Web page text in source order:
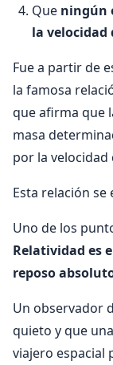
Que ningún
la velocidad
Fue a partir de
la famosa
que afirma que
masa
por la velocidad
Esta relación se
Uno de los
Relatividad es
reposo
Un ob­servador
quieto y que
viajero espa­cial